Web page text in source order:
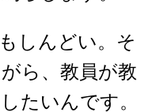
しんどい。そ
ら、教員が教
たいんです。